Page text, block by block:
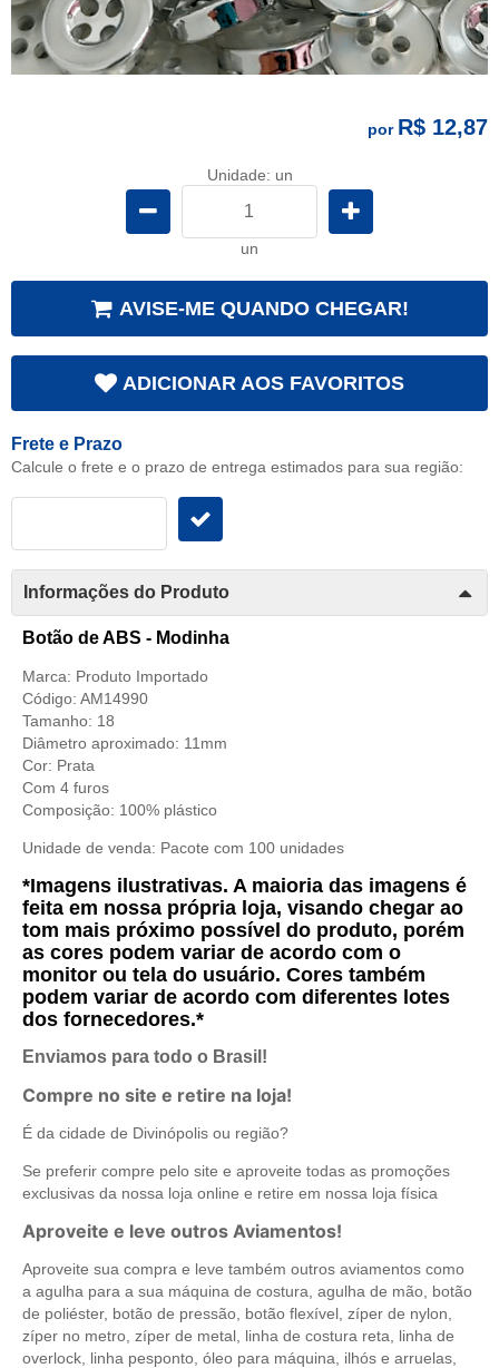
por R$ 12,87
Unidade: un
un
AVISE-ME QUANDO CHEGAR!
ADICIONAR AOS FAVORITOS
Frete e Prazo
Calcule o frete e o prazo de entrega estimados para sua região:
Informações do Produto
Botão de ABS - Modinha
Marca: Produto Importado
Código: AM14990
Tamanho: 18
Diâmetro aproximado: 11mm
Cor: Prata
Com 4 furos
Composição: 100% plástico
Unidade de venda: Pacote com 100 unidades
*Imagens ilustrativas. A maioria das imagens é
feita em nossa própria loja, visando chegar ao
tom mais próximo possível do produto, porém
as cores podem variar de acordo com o
monitor ou tela do usuário. Cores também
podem variar de acordo com diferentes lotes
dos fornecedores.*
Enviamos para todo o Brasil!
Compre no site e retire na loja!
É da cidade de Divinópolis ou região?
Se preferir compre pelo site e aproveite todas as promoções
exclusivas da nossa loja online e retire em nossa loja física
Aproveite e leve outros Aviamentos!
Aproveite sua compra e leve também outros aviamentos como
a agulha para a sua máquina de costura, agulha de mão, botão
de poliéster, botão de pressão, botão flexível, zíper de nylon,
zíper no metro, zíper de metal, linha de costura reta, linha de
overlock, linha pesponto, óleo para máquina, ilhós e arruelas,